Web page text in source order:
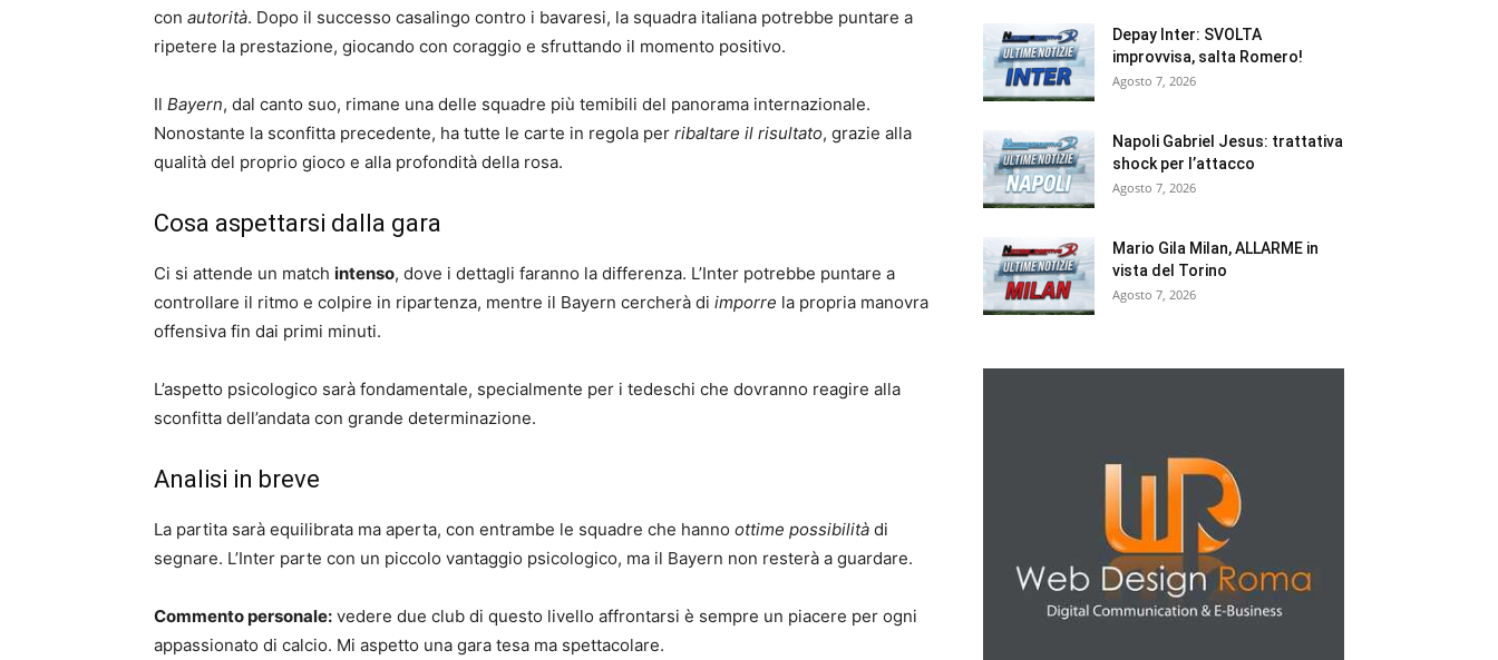
con autorità. Dopo il successo casalingo contro i bavaresi, la squadra italiana potrebbe puntare a
ripetere la prestazione, giocando con coraggio e sfruttando il momento positivo.
Il Bayern, dal canto suo, rimane una delle squadre più temibili del panorama internazionale.
Nonostante la sconfitta precedente, ha tutte le carte in regola per ribaltare il risultato, grazie alla
qualità del proprio gioco e alla profondità della rosa.
Cosa aspettarsi dalla gara
Ci si attende un match intenso, dove i dettagli faranno la differenza. L’Inter potrebbe puntare a
controllare il ritmo e colpire in ripartenza, mentre il Bayern cercherà di imporre la propria manovra
offensiva fin dai primi minuti.
L’aspetto psicologico sarà fondamentale, specialmente per i tedeschi che dovranno reagire alla
sconfitta dell’andata con grande determinazione.
Analisi in breve
La partita sarà equilibrata ma aperta, con entrambe le squadre che hanno ottime possibilità di
segnare. L’Inter parte con un piccolo vantaggio psicologico, ma il Bayern non resterà a guardare.
Commento personale: vedere due club di questo livello affrontarsi è sempre un piacere per ogni
appassionato di calcio. Mi aspetto una gara tesa ma spettacolare.
Depay Inter: SVOLTA
improvvisa, salta Romero!
Agosto 7, 2026
Napoli Gabriel Jesus: trattativa
shock per l’attacco
Agosto 7, 2026
Mario Gila Milan, ALLARME in
vista del Torino
Agosto 7, 2026